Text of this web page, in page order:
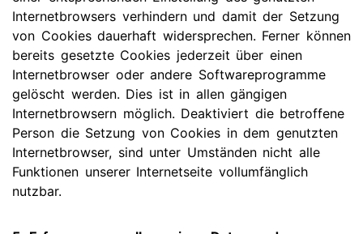
Internetbrowsers verhindern und damit der Setzung
von Cookies dauerhaft widersprechen. Ferner können
bereits gesetzte Cookies jederzeit über einen
Internetbrowser oder andere Softwareprogramme
gelöscht werden. Dies ist in allen gängigen
Internetbrowsern möglich. Deaktiviert die betroffene
Person die Setzung von Cookies in dem genutzten
Internetbrowser, sind unter Umständen nicht alle
Funktionen unserer Internetseite vollumfänglich
nutzbar.